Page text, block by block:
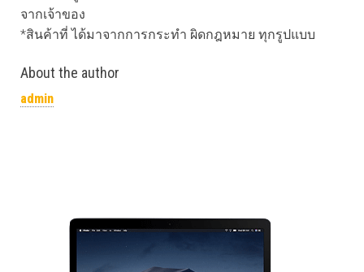
จากเจ้าของ
*สินค้าที่ ได้มาจากการกระทำ ผิดกฎหมาย ทุกรูปแบบ
About the author
admin